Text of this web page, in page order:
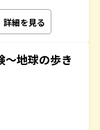
詳細を見る
～地球の歩き